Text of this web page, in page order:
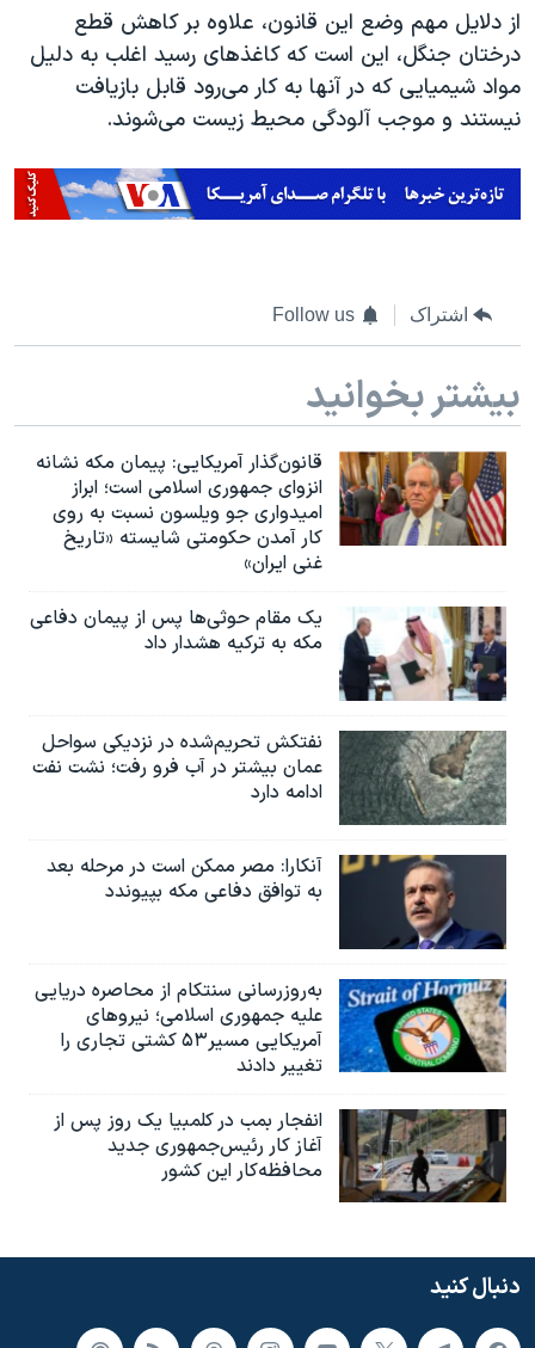
از دلایل مهم وضع این قانون، علاوه بر کاهش قطع
درختان جنگل، این است که کاغذهای رسید اغلب به دلیل
مواد شیمیایی که در آنها به کار می‌رود قابل بازیافت
نیستند و موجب آلودگی محیط زیست می‌شوند.
اشتراک Follow us
بیشتر بخوانید
قانون‌گذار آمریکایی: پیمان مکه نشانه
انزوای جمهوری اسلامی است؛ ابراز
امیدواری جو ویلسون نسبت به روی
کار آمدن حکومتی شایسته «تاریخ
غنی ایران»
یک مقام حوثی‌ها پس از پیمان دفاعی
مکه به ترکیه هشدار داد
نفتکش تحریم‌شده در نزدیکی سواحل
عمان بیشتر در آب فرو رفت؛ نشت نفت
ادامه دارد
آنکارا: مصر ممکن است در مرحله بعد
به توافق دفاعی مکه بپیوندد
به‌روزرسانی سنتکام از محاصره دریایی
علیه جمهوری اسلامی؛ نیروهای
آمریکایی مسیر۵۳ کشتی تجاری را
تغییر دادند
انفجار بمب‌‌ در کلمبیا یک روز پس از
آغاز کار رئیس‌جمهوری جدید
محافظه‌کار این کشور
دنبال کنید